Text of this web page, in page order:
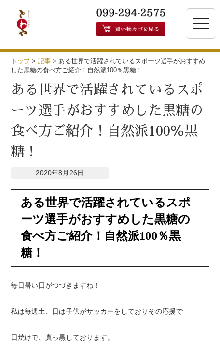
toggle
トップ>記事 >ある世界で活躍されているスポーツ選手がおすすめ
した黒糖の食べ方ご紹介！自然派100％黒糖！
ある世界で活躍されているスポ
ーツ選手がおすすめした黒糖の
食べ方ご紹介！自然派100％黒
糖！
2020年8月26日
ある世界で活躍されているスポ
ーツ選手がおすすめした黒糖の
食べ方ご紹介！自然派100％黒
糖！
毎日暑い日がつづきますね！
私は毎週土、日は子供がサッカーをしておりその応援で
日焼けで、真っ黒しております。